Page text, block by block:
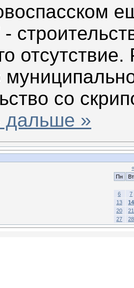
со
дальше »
«
Пн
Вт
6
7
13
14
20
21
27
28